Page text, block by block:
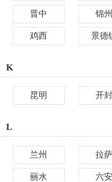
晋中 锦州
鸡西 景德
K
昆明 开封
L
兰州 拉萨
丽水 六安